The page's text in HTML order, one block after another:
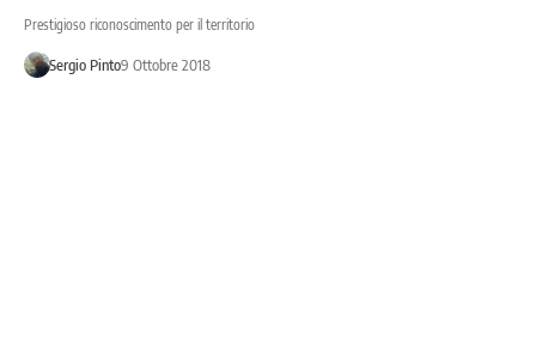
Prestigioso riconoscimento per il territorio
Sergio Pinto9 Ottobre 2018